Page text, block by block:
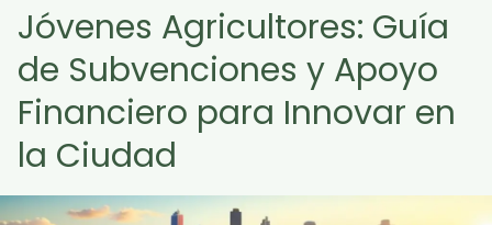
Jóvenes Agricultores: Guía
de Subvenciones y Apoyo
Financiero para Innovar en
la Ciudad